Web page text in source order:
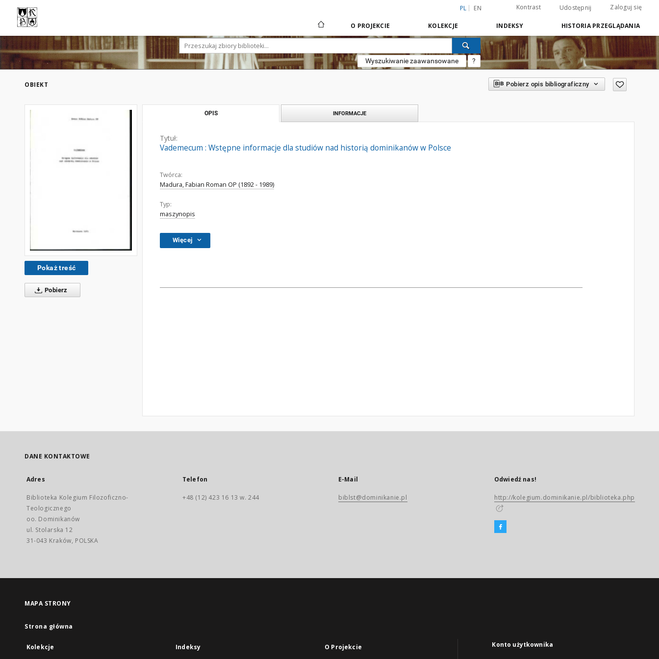
PL EN Kontrast Udostępnij Zaloguj się
O PROJEKCIE KOLEKCJE INDEKSY HISTORIA PRZEGLĄDANIA
Wyszukiwanie zaawansowane ?
OBIEKT Pobierz opis bibliograficzny
Pokaż treść
Pobierz
OPIS INFORMACJE
Tytuł:
Vademecum : Wstępne informacje dla studiów nad historią dominikanów w Polsce
Twórca:
Madura, Fabian Roman OP (1892 - 1989)
Typ:
maszynopis
Więcej
DANE KONTAKTOWE
Adres
Biblioteka Kolegium Filozoficzno-
Teologicznego
oo. Dominikanów
ul. Stolarska 12
31-043 Kraków, POLSKA
Telefon
+48 (12) 423 16 13 w. 244
E-Mail
biblst@dominikanie.pl
Odwiedź nas!
http://kolegium.dominikanie.pl/biblioteka.php
MAPA STRONY
Strona główna
Kolekcje Indeksy O Projekcie Konto użytkownika